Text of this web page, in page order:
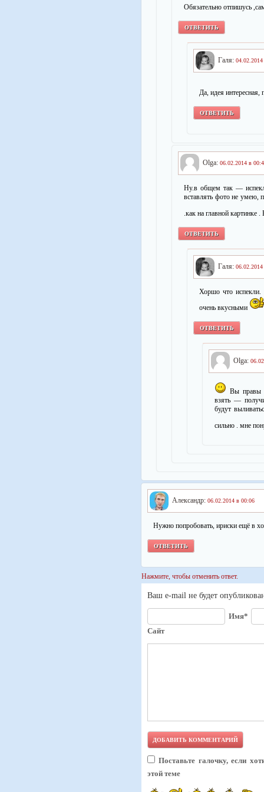
Обязательно отпишусь
ОТВЕТИТЬ
Галя:
Да, идея интересная,
ОТВЕТИТЬ
Olga: 06.02.2014 в
Ну.в общем так —
вставлять фото не умею,
.как на главной картинке
ОТВЕТИТЬ
Галя:
Хоршо что испекли.
очень вкусными
ОТВЕТИТЬ
Olga:
Вы правы
взять —
будут
сильно . мне
Александр: 06.02.2014 в 00:06
Нужно попробовать, ириски ещё в
ОТВЕТИТЬ
Нажмите, чтобы отменить ответ.
Ваш e-mail не будет
Имя*
Сайт
Поставьте галочку, если
этой теме